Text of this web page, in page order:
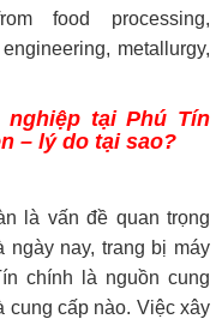
food processing,
metallurgy,
tại Phú Tín
– lý do tại sao?
là vấn đề quan trọng
ngày nay, trang bị máy
chính là nguồn cung
cung cấp nào. Việc xây